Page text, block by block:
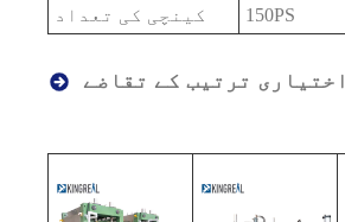
کینچی کی تعداد 150PS
اختیاری ترتیب کے تقاضے